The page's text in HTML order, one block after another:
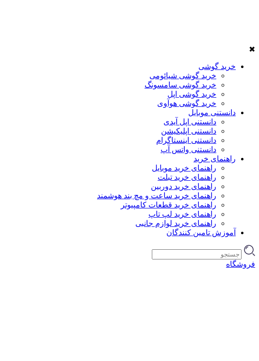
✖
خرید گوشی
خرید گوشی شیائومی
خرید گوشی سامسونگ
خرید گوشی اپل
خرید گوشی هوآوی
دانستنی موبایل
دانستنی اپل آیدی
دانستنی اپلیکیشن
دانستنی اینستاگرام
دانستنی واتس آپ
راهنمای خرید
راهنمای خرید موبایل
راهنمای خرید تبلت
راهنمای خرید دوربین
راهنمای خرید ساعت و مچ بند هوشمند
راهنمای خرید قطعات کامپیوتر
راهنمای خرید لپ تاپ
راهنمای خرید لوازم جانبی
آموزش تامین کنندگان
فروشگاه